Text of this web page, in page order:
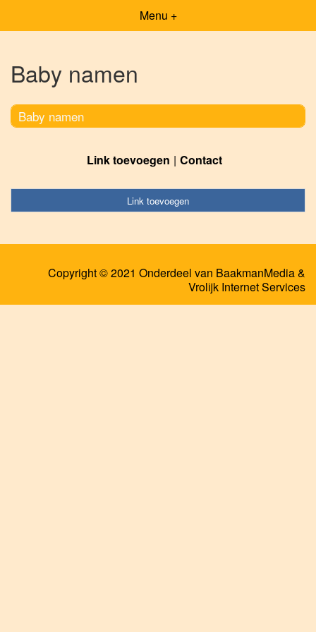
Menu +
Baby namen
Baby namen
Link toevoegen Contact
Link toevoegen
Copyright © 2021 Onderdeel van BaakmanMedia&
Vrolijk Internet Services